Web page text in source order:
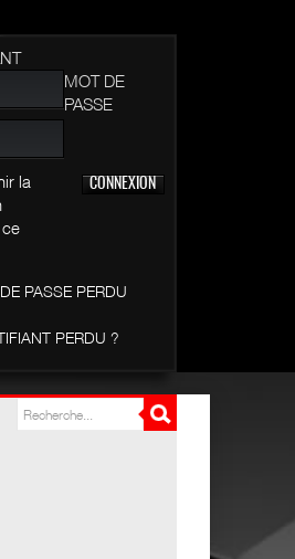
MOT DE
PASSE
la
PASSE PERDU
PERDU ?